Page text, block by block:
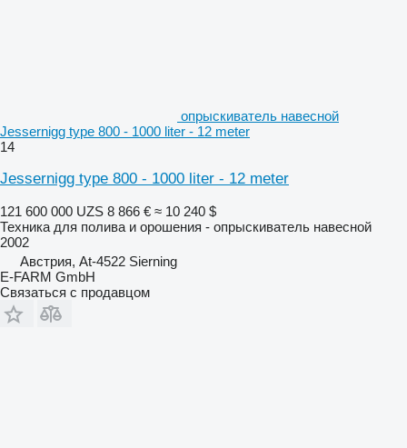
опрыскиватель навесной
Jessernigg type 800 - 1000 liter - 12 meter
14
Jessernigg type 800 - 1000 liter - 12 meter
121 600 000 UZS 8 866 € ≈ 10 240 $
Техника для полива и орошения - опрыскиватель навесной
2002
Австрия, At-4522 Sierning
E-FARM GmbH
Связаться с продавцом